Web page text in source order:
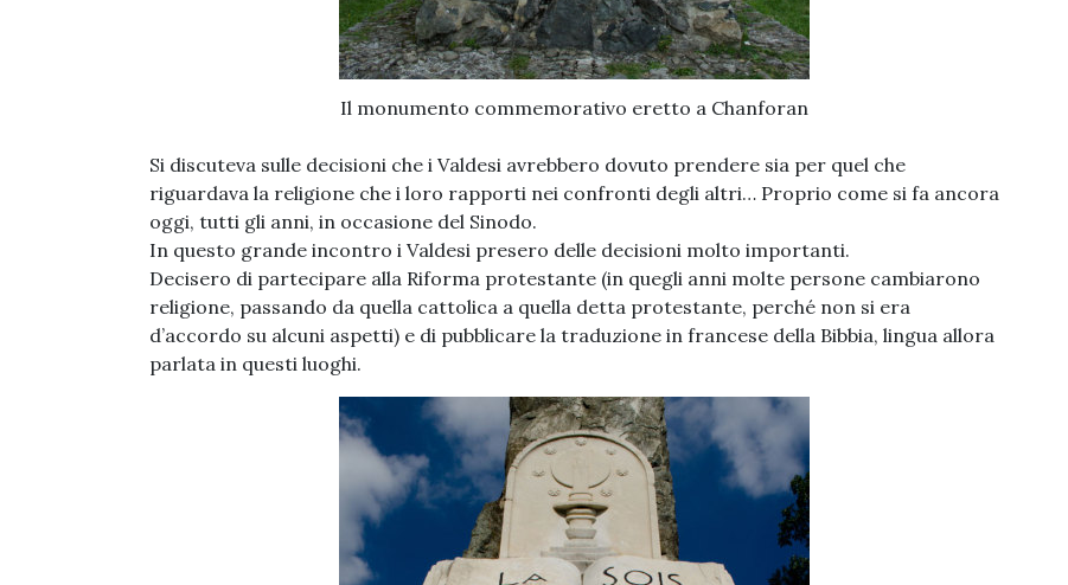
Il monumento commemorativo eretto a Chanforan
Si discuteva sulle decisioni che i Valdesi avrebbero dovuto prendere sia per quel che
riguardava la religione che i loro rapporti nei confronti degli altri… Proprio come si fa ancora
oggi, tutti gli anni, in occasione del Sinodo.
In questo grande incontro i Valdesi presero delle decisioni molto importanti.
Decisero di partecipare alla Riforma protestante (in quegli anni molte persone cambiarono
religione, passando da quella cattolica a quella detta protestante, perché non si era
d’accordo su alcuni aspetti) e di pubblicare la traduzione in francese della Bibbia, lingua allora
parlata in questi luoghi.